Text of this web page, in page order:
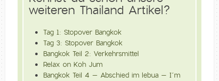
weiteren Thailand Artikel?
Tag 1: Stopover Bangkok
Tag 3: Stopover Bangkok
Bangkok Teil 2: Verkehrsmittel
Relax on Koh Jum
Bangkok Teil 4 – Abschied im lebua – I´m